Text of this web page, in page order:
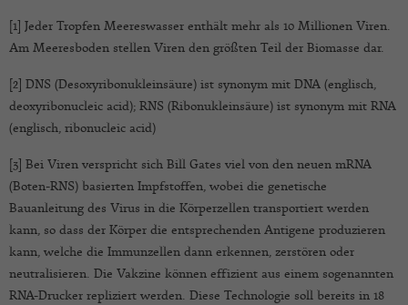
[1] Jeder Tropfen Meereswasser enthält mehr als 10 Millionen Viren.
Am Meeresboden stellen Viren den größten Teil der Biomasse dar.
[2] DNS (Desoxyribonukleinsäure) ist synonym mit DNA (englisch,
deoxyribonucleic acid); RNS (Ribonukleinsäure) ist synonym mit RNA
(englisch, ribonucleic acid)
[3] Bei Viren verspricht sich Bill Gates viel von den neuen mRNA
(Boten-RNS) basierten Impfstoffen, wobei die genetische
Bauanleitung des Virus in die Körperzellen transportiert werden
kann, so dass der Körper die entsprechenden Antigene produzieren
kann, welche die Immunzellen dann erkennen, zerstören oder
neutralisieren. Die Vakzine können effizient aus einem sogenannten
RNA-Drucker repliziert werden. Diese Technologie soll bereits in 18